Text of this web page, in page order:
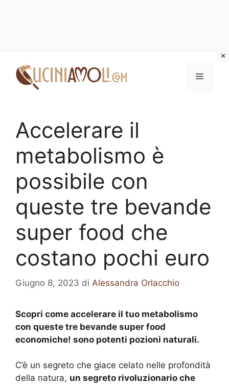
contenuto
Menu
Accelerare il
metabolismo è
possibile con
queste tre bevande
super food che
costano pochi euro
Giugno 8, 2023 di Alessandra Orlacchio
Scopri come accelerare il tuo metabolismo
con queste tre bevande super food
economiche! sono potenti pozioni naturali.
C’è un segreto che giace celato nelle profondità
della natura, un segreto rivoluzionario che